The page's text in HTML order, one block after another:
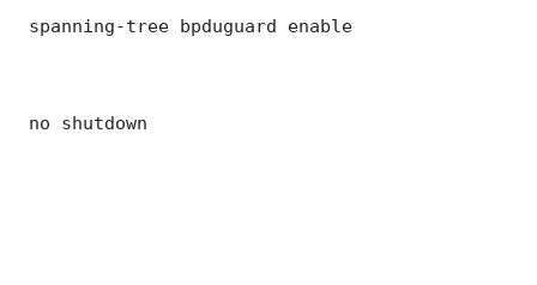
spanning-tree bpduguard enable
no shutdown